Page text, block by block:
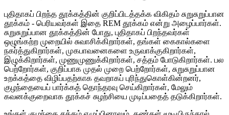
புதிதாகப் பிறந்த தூக்கத்தின் குறிப்பிடத்தக்க விகிதம் சுறுசுறுப்பான
தூக்கம் - பெரியவர்கள் இதை REM தூக்கம் என்று அழைப்பார்கள்.
சுறுசுறுப்பான தூக்கத்தின் போது, ​​புதிதாகப் பிறந்தவர்கள்
ஒழுங்கற்ற முறையில் சுவாசிக்கிறார்கள், தங்கள் கைகால்களை
நகர்த்துகிறார்கள், முகபாவனைகளை உருவாக்குகிறார்கள்,
இழுக்கிறார்கள், முணுமுணுக்கிறார்கள், சத்தம் போடுகிறார்கள். பல
பெற்றோர்கள், குறிப்பாக முதல் முறை பெற்றோர்கள், சுறுசுறுப்பான
உறக்கத்தை விழிப்பதற்காக தவறாகப் புரிந்துகொள்கின்றனர்,
குழந்தையைப் பார்க்கத் தொந்தரவு செய்கிறார்கள், மேலும்
கவனக்குறைவாக தூக்கச் சுழற்சியை முடிப்பதைத் தடுக்கிறார்கள்.